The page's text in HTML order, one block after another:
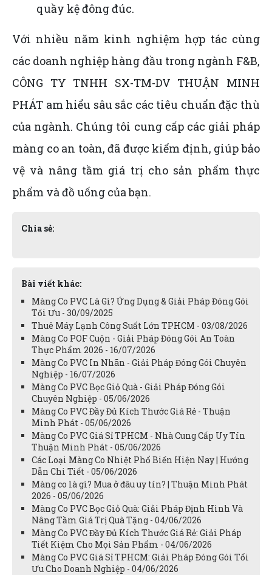
quầy kệ đông đúc.
Với nhiều năm kinh nghiệm hợp tác cùng
các doanh nghiệp hàng đầu trong ngành F&B,
CÔNG TY TNHH SX-TM-DV THUẬN MINH
PHÁT am hiểu sâu sắc các tiêu chuẩn đặc thù
của ngành. Chúng tôi cung cấp các giải pháp
màng co an toàn, đã được kiểm định, giúp bảo
vệ và nâng tầm giá trị cho sản phẩm thực
phẩm và đồ uống của bạn.
Chia sẻ:
Bài viết khác:
Màng Co PVC Là Gì? Ứng Dụng & Giải Pháp Đóng Gói
Tối Ưu - 30/09/2025
Thuê Máy Lạnh Công Suất Lớn TPHCM - 03/08/2026
Màng Co POF Cuộn - Giải Pháp Đóng Gói An Toàn
Thực Phẩm 2026 - 16/07/2026
Màng Co PVC In Nhãn - Giải Pháp Đóng Gói Chuyên
Nghiệp - 16/07/2026
Màng Co PVC Bọc Giỏ Quà - Giải Pháp Đóng Gói
Chuyên Nghiệp - 05/06/2026
Màng Co PVC Đầy Đủ Kích Thước Giá Rẻ - Thuận
Minh Phát - 05/06/2026
Màng Co PVC Giá Sỉ TPHCM - Nhà Cung Cấp Uy Tín
Thuận Minh Phát - 05/06/2026
Các Loại Màng Co Nhiệt Phổ Biến Hiện Nay | Hướng
Dẫn Chi Tiết - 05/06/2026
Màng co là gì? Mua ở đâu uy tín? | Thuận Minh Phát
2026 - 05/06/2026
Màng Co PVC Bọc Giỏ Quà: Giải Pháp Định Hình Và
Nâng Tầm Giá Trị Quà Tặng - 04/06/2026
Màng Co PVC Đầy Đủ Kích Thước Giá Rẻ: Giải Pháp
Tiết Kiệm Cho Mọi Sản Phẩm - 04/06/2026
Màng Co PVC Giá Sỉ TPHCM: Giải Pháp Đóng Gói Tối
Ưu Cho Doanh Nghiệp - 04/06/2026